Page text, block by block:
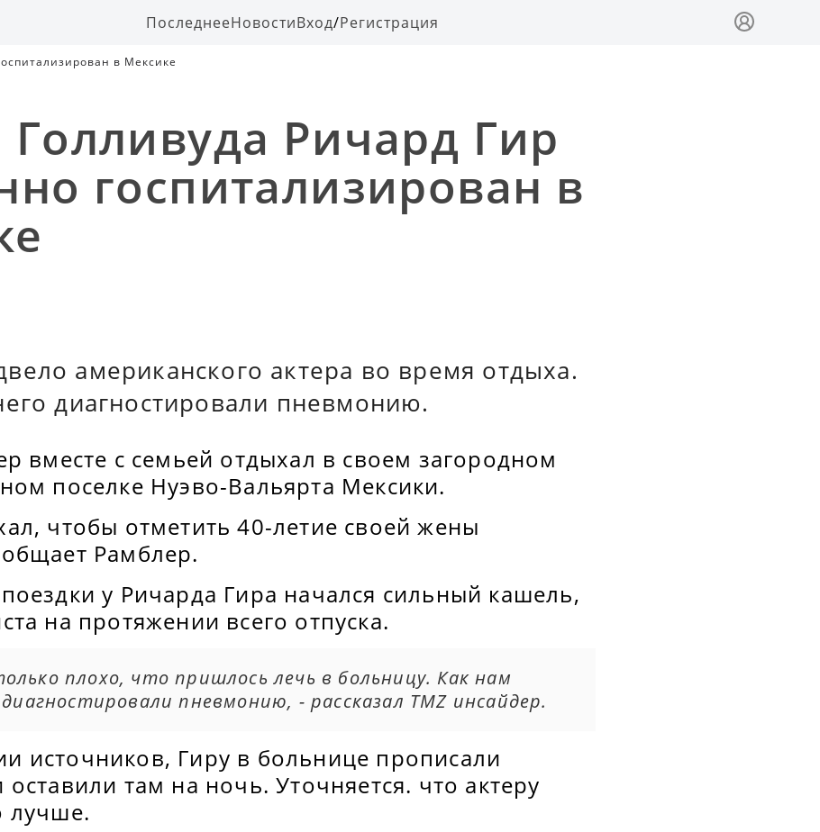
ПоследнееНовостиВход/Регистрация
в Мексике
Голливуда Ричард Гир
госпитализирован в
американского актера во время отдыха.
диагностировали пневмонию.
вместе с семьей отдыхал в своем загородном
поселке Нуэво-Вальярта Мексики.
чтобы отметить 40-летие своей жены
Рамблер.
у Ричарда Гира начался сильный кашель,
на протяжении всего отпуска.
плохо, что пришлось лечь в больницу. Как нам
диагностировали пневмонию, - рассказал TMZ инсайдер.
источников, Гиру в больнице прописали
там на ночь. Уточняется. что актеру
лучше.